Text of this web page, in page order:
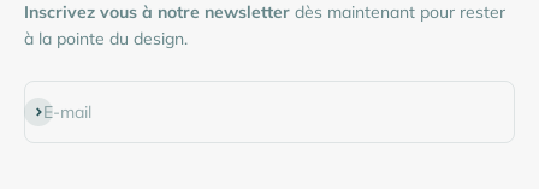
Inscrivez vous à notre newsletter dès maintenant pour rester
à la pointe du design.
E-mail
S'inscrire